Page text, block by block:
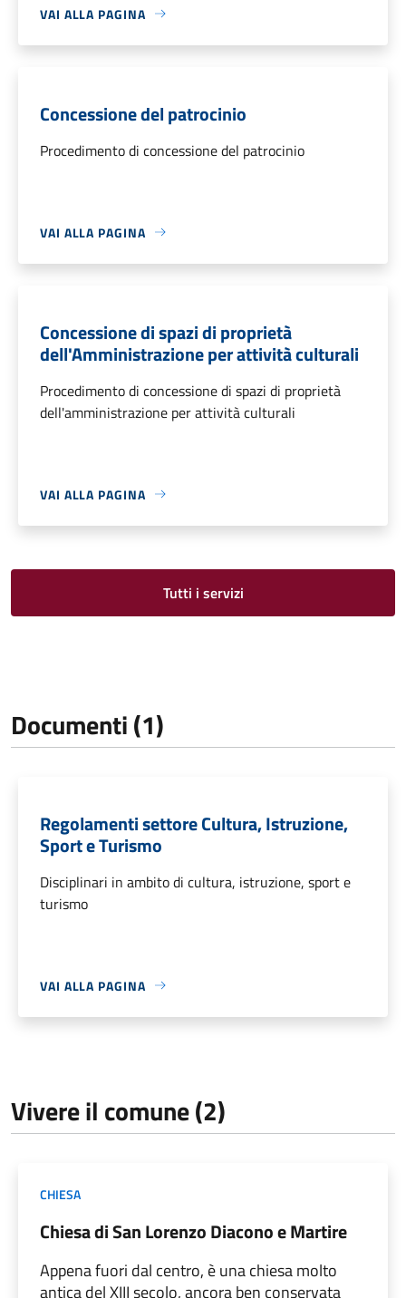
VAI ALLA PAGINA
Concessione del patrocinio
Procedimento di concessione del patrocinio
VAI ALLA PAGINA
Concessione di spazi di proprietà
dell'Amministrazione per attività culturali
Procedimento di concessione di spazi di proprietà
dell'amministrazione per attività culturali
VAI ALLA PAGINA
Tutti i servizi
Documenti (1)
Regolamenti settore Cultura, Istruzione,
Sport e Turismo
Disciplinari in ambito di cultura, istruzione, sport e
turismo
VAI ALLA PAGINA
Vivere il comune (2)
CHIESA
Chiesa di San Lorenzo Diacono e Martire
Appena fuori dal centro, è una chiesa molto
antica del XIII secolo, ancora ben conservata